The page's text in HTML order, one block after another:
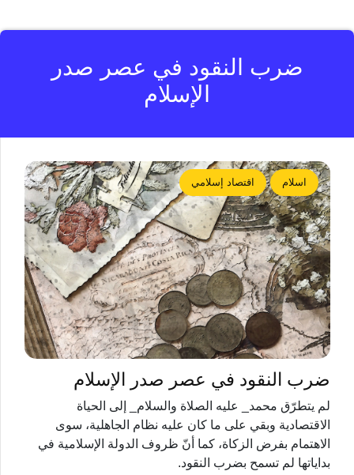
ضرب النقود في عصر صدر
الإسلام
اسلام اقتصاد إسلامي
ضرب النقود في عصر صدر الإسلام
لم يتطرّق محمد_ عليه الصلاة والسلام_ إلى الحياة
الاقتصادية وبقي على ما كان عليه نظام الجاهلية، سوى
الاهتمام بفرض الزكاة، كما أنّ ظروف الدولة الإسلامية في
بداياتها لم تسمح بضرب النقود.